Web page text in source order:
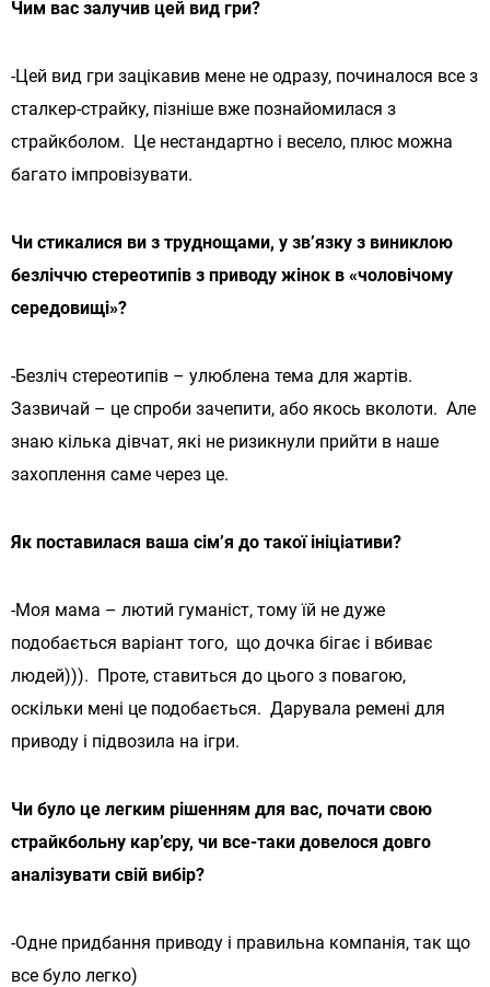
Чим вас залучив цей вид гри?
-Цей вид гри зацікавив мене не одразу, починалося все з
сталкер-страйку, пізніше вже познайомилася з
страйкболом. Це нестандартно і весело, плюс можна
багато імпровізувати.
Чи стикалися ви з труднощами, у зв’язку з виниклою
безліччю стереотипів з приводу жінок в «чоловічому
середовищі»?
-Безліч стереотипів – улюблена тема для жартів.
Зазвичай – це спроби зачепити, або якось вколоти. Але
знаю кілька дівчат, які не ризикнули прийти в наше
захоплення саме через це.
Як поставилася ваша сім’я до такої ініціативи?
-Моя мама – лютий гуманіст, тому їй не дуже
подобається варіант того, що дочка бігає і вбиває
людей))). Проте, ставиться до цього з повагою,
оскільки мені це подобається. Дарувала ремені для
приводу і підвозила на ігри.
Чи було це легким рішенням для вас, почати свою
страйкбольну кар’єру, чи все-таки довелося довго
аналізувати свій вибір?
-Одне придбання приводу і правильна компанія, так що
все було легко)